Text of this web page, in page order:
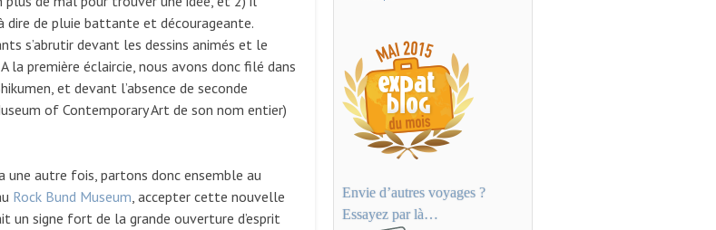
dire de pluie battante et décourageante.
s’abrutir devant les dessins animés et le
la première éclaircie, nous avons donc filé dans
et devant l’absence de seconde
of Contemporary Art de son nom entier)
une autre fois, partons donc ensemble au
Rock Bund Museum, accepter cette nouvelle
un signe fort de la grande ouverture d’esprit
Envie d’autres voyages ?
Essayez par là…